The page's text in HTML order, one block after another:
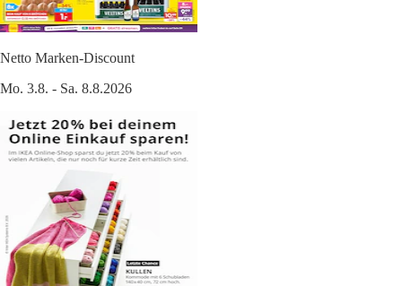
Netto Marken-Discount
Mo. 3.8. - Sa. 8.8.2026